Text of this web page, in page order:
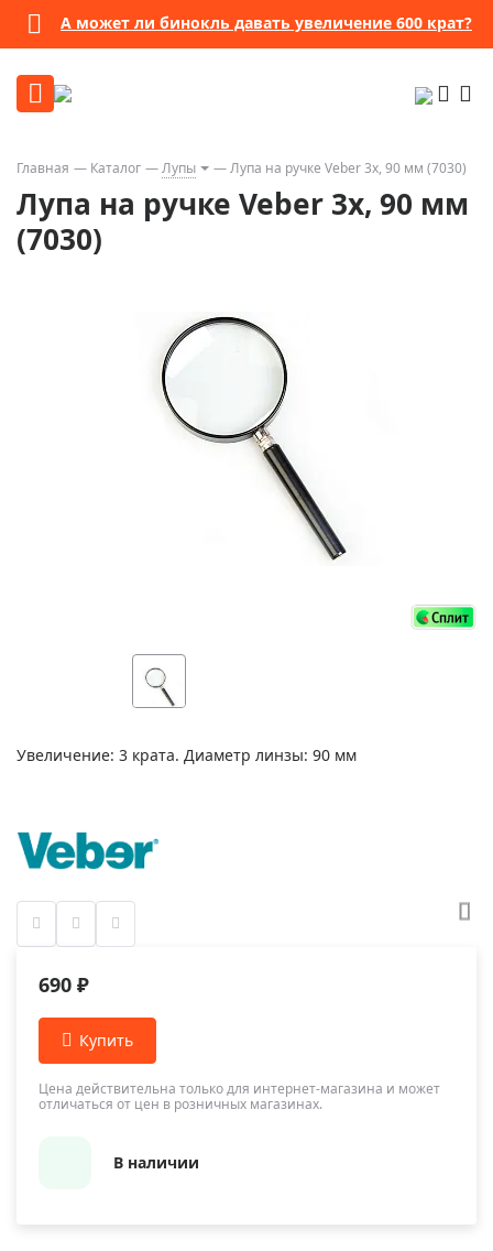
А может ли бинокль давать увеличение 600 крат?
Главная Каталог Лупы Лупа на ручке Veber 3x, 90 мм (7030)
Лупа на ручке Veber 3x, 90 мм
(7030)
Увеличение: 3 крата. Диаметр линзы: 90 мм
690 ₽
Цена действительна только для интернет-магазина и может
отличаться от цен в розничных магазинах.
В наличии